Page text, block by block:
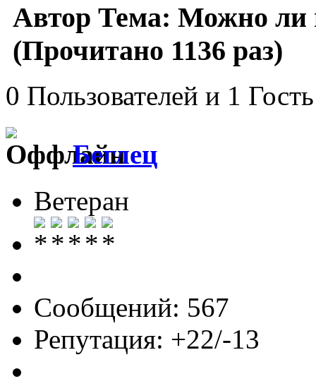
Автор Тема: Можно ли
(Прочитано 1136 раз)
0 Пользователей и 1
Беглец
Ветеран
Сообщений: 567
Репутация: +22/-13